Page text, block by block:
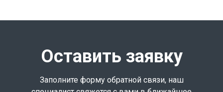
Оставить заявку
Заполните форму обратной связи, наш